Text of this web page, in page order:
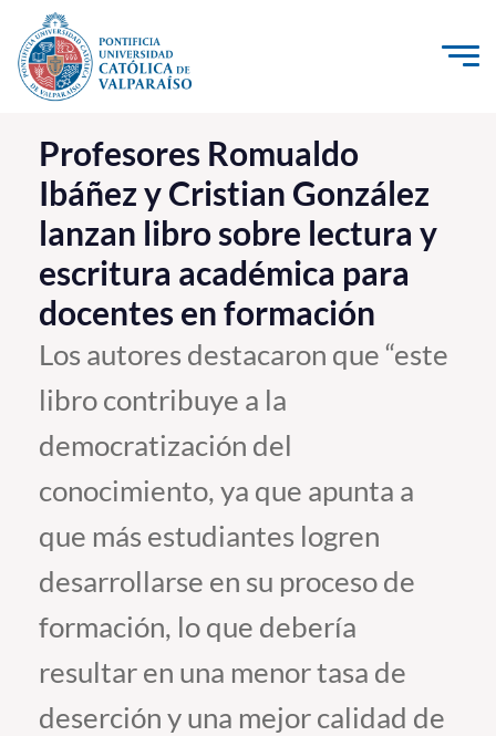
Click acá para ir directamente al contenido
La Universidad
Investigación, Creación e Innovación
PUCV Internacional
Vinculación con el Medio
Admisión
Pregrado
Postgrado
Formación Continua
Estudiantes
Académicos
Funcionarios
Alumni
Profesores Romualdo
Ibáñez y Cristian González
lanzan libro sobre lectura y
escritura académica para
docentes en formación
Los autores destacaron que “este
libro contribuye a la
democratización del
conocimiento, ya que apunta a
que más estudiantes logren
desarrollarse en su proceso de
formación, lo que debería
resultar en una menor tasa de
deserción y una mejor calidad de